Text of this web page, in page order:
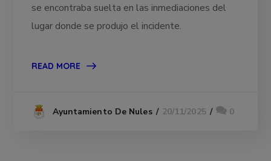
se encontraba suelta en las inmediaciones del
lugar donde se produjo el incidente.
READ MORE
Ayuntamiento De Nules 20/11/2025 0